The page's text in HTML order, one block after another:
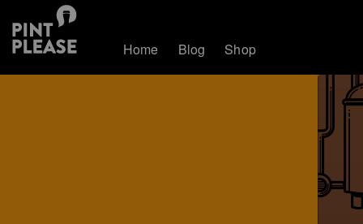
Home Blog Shop